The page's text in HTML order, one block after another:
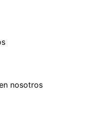
nosotros